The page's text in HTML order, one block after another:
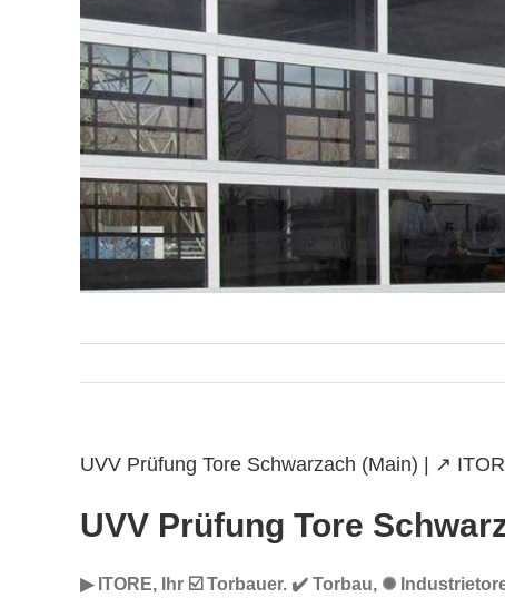
UVV Prüfung Tore Schwarzach (Main) | ↗️
UVV Prüfung Tore
▶︎ ITORE, Ihr ☑️ Torbauer. ✔️ Torbau, ✺